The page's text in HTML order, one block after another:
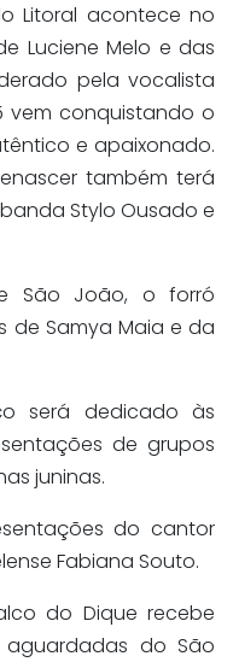
Litoral acontece no
Luciene Melo e das
pela vocalista
vem conquistando o
e apaixonado.
também terá
Stylo Ousado e
São João, o forró
de Samya Maia e da
será dedicado às
de grupos
juninas.
do cantor
Fabiana Souto.
do Dique recebe
do São